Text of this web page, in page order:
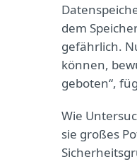
dem
gefährlich.
können,
geboten“,
Wie
sie großes